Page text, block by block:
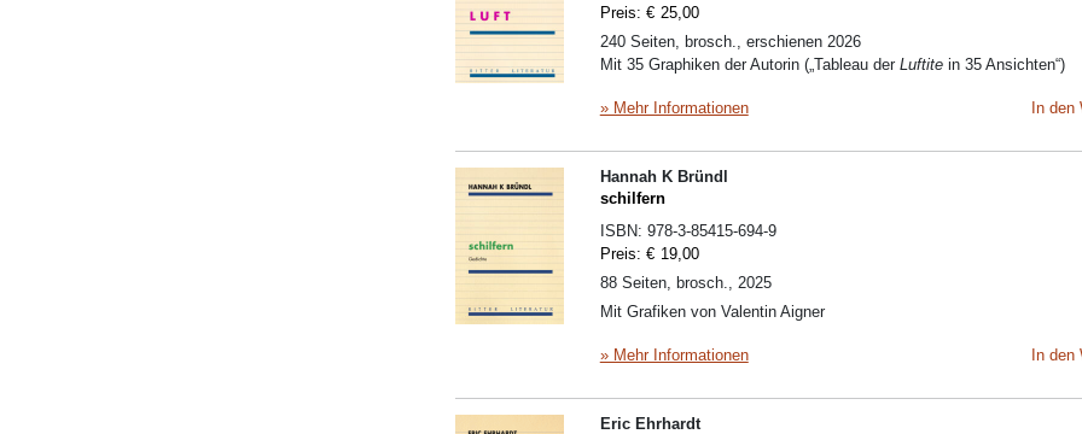
Preis: € 25,00
240 Seiten, brosch., erschienen 2026
Mit 35 Graphiken der Autorin („Tableau der Luftite in 35 Ansichten“)
» Mehr Informationen In den
Hannah K Bründl
schilfern
ISBN: 978-3-85415-694-9
Preis: € 19,00
88 Seiten, brosch., 2025
Mit Grafiken von Valentin Aigner
» Mehr Informationen In den
Eric Ehrhardt